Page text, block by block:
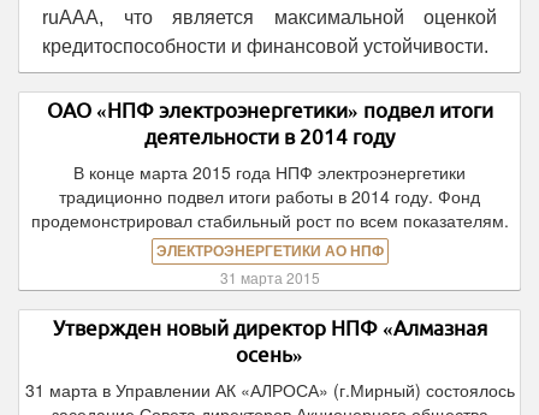
ruAAА, что является максимальной оценкой
кредитоспособности и финансовой устойчивости.
ОАО «НПФ электроэнергетики» подвел итоги
деятельности в 2014 году
В конце марта 2015 года НПФ электроэнергетики
традиционно подвел итоги работы в 2014 году. Фонд
продемонстрировал стабильный рост по всем показателям.
ЭЛЕКТРОЭНЕРГЕТИКИ АО НПФ
31 марта 2015
Утвержден новый директор НПФ «Алмазная
осень»
31 марта в Управлении АК «АЛРОСА» (г.Мирный) состоялось